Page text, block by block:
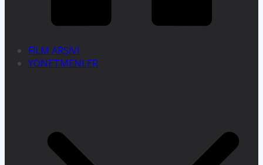
FİLM ARŞİVİ
YÖNETMENLER